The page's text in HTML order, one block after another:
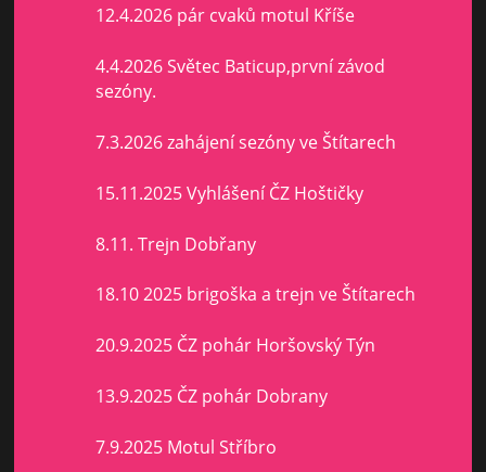
12.4.2026 pár cvaků motul Kříše
4.4.2026 Světec Baticup,první závod
sezóny.
7.3.2026 zahájení sezóny ve Štítarech
15.11.2025 Vyhlášení ČZ Hoštičky
8.11. Trejn Dobřany
18.10 2025 brigoška a trejn ve Štítarech
20.9.2025 ČZ pohár Horšovský Týn
13.9.2025 ČZ pohár Dobrany
7.9.2025 Motul Stříbro